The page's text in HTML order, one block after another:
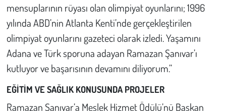
mensuplarının rüyası olan olimpiyat oyunlarını; 1996
yılında ABD’nin Atlanta Kenti’nde gerçekleştirilen
olimpiyat oyunlarını gazeteci olarak izledi. Yaşamını
Adana ve Türk sporuna adayan Ramazan Şanıvar’ı
kutluyor ve başarısının devamını diliyorum.”
EĞİTİM VE SAĞLIK KONUSUNDA PROJELER
Ramazan Şanıvar’a Meslek Hizmet Ödülü’nü Başkan